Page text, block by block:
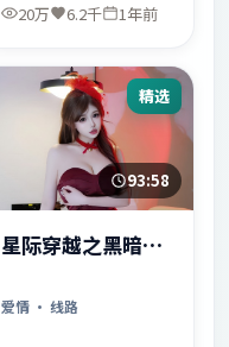
20万 6.2千 1年前
精选
93:58
星际穿越之黑暗秘
爱情 · 线路